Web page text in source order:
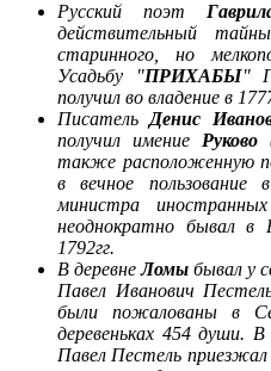
Русский поэт
действительный
старинного, но
Усадьбу "ПРИХАБЫ"
получил во владение в
Писатель Денис
получил имение Руково
также расположенную
в вечное
министра
неоднократно бывал в
1792гг.
В деревнеЛомы бывал у
Павел Иванович
были пожалованы в
деревеньках 454 души.
Павел Пестель приезжал